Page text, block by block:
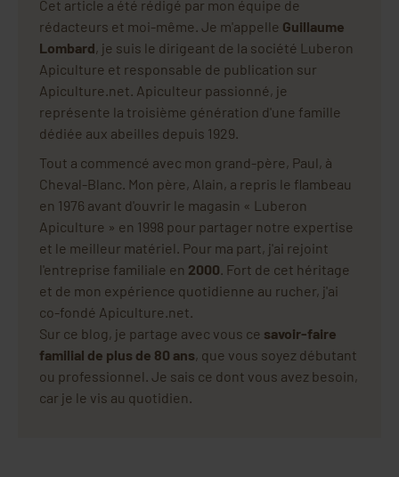
Cet article a été rédigé par mon équipe de
rédacteurs et moi-même. Je m'appelle Guillaume
Lombard, je suis le dirigeant de la société Luberon
Apiculture et responsable de publication sur
Apiculture.net. Apiculteur passionné, je
représente la troisième génération d'une famille
dédiée aux abeilles depuis 1929.
Tout a commencé avec mon grand-père, Paul, à
Cheval-Blanc. Mon père, Alain, a repris le flambeau
en 1976 avant d'ouvrir le magasin « Luberon
Apiculture » en 1998 pour partager notre expertise
et le meilleur matériel. Pour ma part, j'ai rejoint
l'entreprise familiale en 2000. Fort de cet héritage
et de mon expérience quotidienne au rucher, j'ai
co-fondé Apiculture.net.
Sur ce blog, je partage avec vous ce savoir-faire
familial de plus de 80 ans, que vous soyez débutant
ou professionnel. Je sais ce dont vous avez besoin,
car je le vis au quotidien.